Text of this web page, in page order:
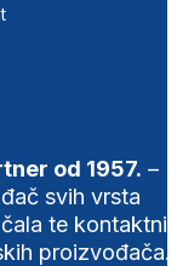
od 1957. –
svih vrsta
te
proizvođača.